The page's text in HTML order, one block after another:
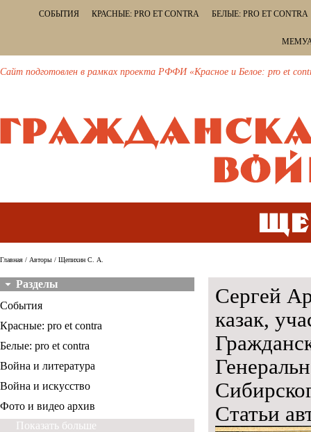
СОБЫТИЯ КРАСНЫЕ: PRO ET CONTRA БЕЛЫЕ: PRO ET CONTRA
Сайт подготовлен в рамках проекта РФФИ «Красное и Белое: pro et
Главная / Авторы / Щепихин С. А.
Разделы
События
Красные: pro et contra
Белые: pro et contra
Война и литература
Война и искусство
Фото и видео архив
Показать больше
Сергей
казак,
Статьи